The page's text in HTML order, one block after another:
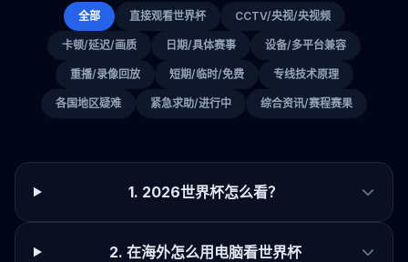
全部 直接观看世界杯 CCTV/央视/央视频
卡顿/延迟/画质 日期/具体赛事 设备/多平台兼容
重播/录像回放 短期/临时/免费 专线技术原理
各国地区疑难 紧急求助/进行中 综合资讯/赛程赛果
1. 2026世界杯怎么看？
2. 在海外怎么用电脑看世界杯